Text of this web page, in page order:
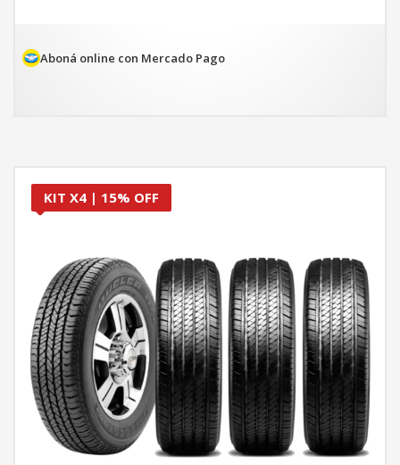
$885.442.$752.626.
Aboná online con Mercado Pago
KIT X4 | 15% OFF